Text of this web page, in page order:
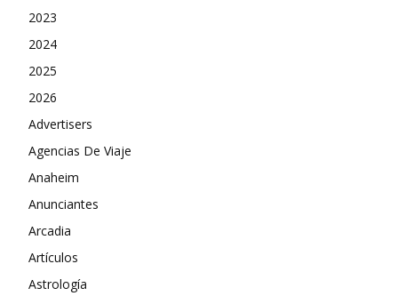
2023
2024
2025
2026
Advertisers
Agencias De Viaje
Anaheim
Anunciantes
Arcadia
Artículos
Astrología